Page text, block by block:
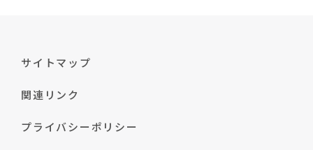
サイトマップ
関連リンク
プライバシーポリシー